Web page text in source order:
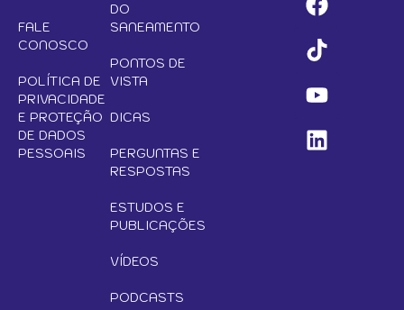
FALE
CONOSCO
POLÍTICA DE
PRIVACIDADE
E PROTEÇÃO
DE DADOS
PESSOAIS
DO
SANEAMENTO
PONTOS DE
VISTA
DICAS
PERGUNTAS E
RESPOSTAS
ESTUDOS E
PUBLICAÇÕES
VÍDEOS
PODCASTS